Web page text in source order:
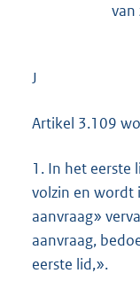
van
J
Artikel 3.109
1. In het eerste
volzin en wordt
aanvraag»
aanvraag,
eerste lid,».